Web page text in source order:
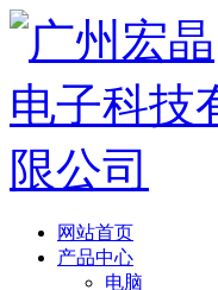
网站首页
产品中心
电脑